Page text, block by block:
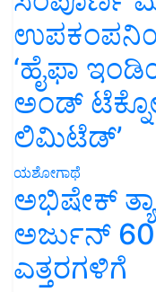
‘ಹೈಫಾ
ಅಂಡ್
ಲಿಮಿಟೆಡ್’
ಯಶೋಗಾಥೆ
ಅಭಿಷೇಕ್
ಅರ್ಜುನ್
ಎತ್ತರಗಳಿಗೆ